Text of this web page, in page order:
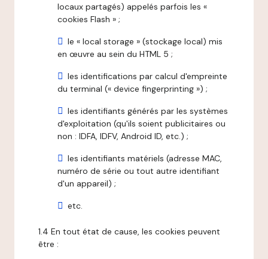
locaux partagés) appelés parfois les «
cookies Flash » ;
le « local storage » (stockage local) mis
en œuvre au sein du HTML 5 ;
les identifications par calcul d'empreinte
du terminal (« device fingerprinting ») ;
les identifiants générés par les systèmes
d'exploitation (qu'ils soient publicitaires ou
non : IDFA, IDFV, Android ID, etc.) ;
les identifiants matériels (adresse MAC,
numéro de série ou tout autre identifiant
d'un appareil) ;
etc.
1.4 En tout état de cause, les cookies peuvent
être :